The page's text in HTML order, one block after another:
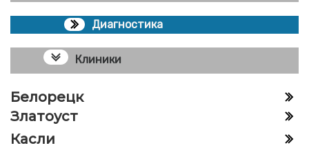
Диагностика
Клиники
Белорецк
Златоуст
Касли